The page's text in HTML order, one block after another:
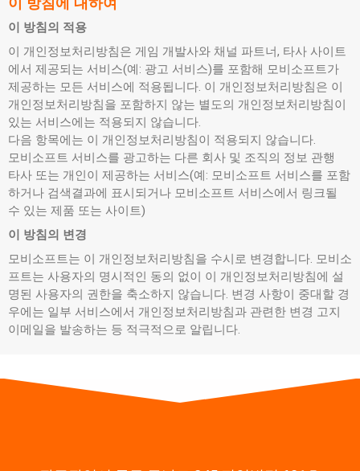
이 방침의 적용
이 개인정보처리방침은 게임 개발사와 채널 파트너, 타사 사이트
에서 제공되는 서비스(예: 광고 서비스)를 포함해 모비소프트가
제공하는 모든 서비스에 적용됩니다. 이 개인정보처리방침은 이
개인정보처리방침을 포함하지 않는 별도의 개인정보처리방침이
있는 서비스에는 적용되지 않습니다.
다음 항목에는 이 개인정보처리방침이 적용되지 않습니다.
모비소프트 서비스를 광고하는 다른 회사 및 조직의 정보 관행
타사 또는 개인이 제공하는 서비스(예: 모비소프트 서비스를 포함
하거나 검색결과에 표시되거나 모비소프트 서비스에서 링크될
수 있는 제품 또는 사이트)
이 방침의 변경
모비소프트는 이 개인정보처리방침을 수시로 변경합니다. 모비소
프트는 사용자의 명시적인 동의 없이 이 개인정보처리방침에 설
명된 사용자의 권한을 축소하지 않습니다. 변경 사항이 중대할 경
우에는 일부 서비스에서 개인정보처리방침과 관련한 변경 고지
이메일을 발송하는 등 적극적으로 알립니다.